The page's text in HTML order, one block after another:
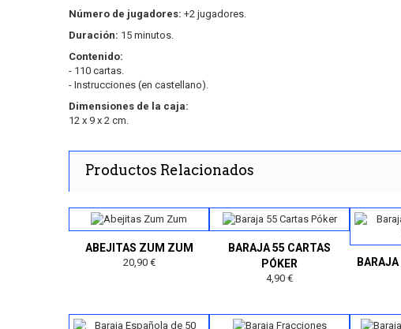
Número de jugadores: +2 jugadores.
Duración: 15 minutos.
Contenido:
- 110 cartas.
- Instrucciones (en castellano).
Dimensiones de la caja:
12 x 9 x 2 cm.
Productos Relacionados
ABEJITAS ZUM ZUM
20,90 €
BARAJA 55 CARTAS
PÓKER
4,90 €
BARAJA